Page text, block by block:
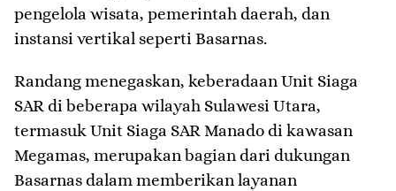
pengelola wisata, pemerintah daerah, dan
instansi vertikal seperti Basarnas.
Randang menegaskan, keberadaan Unit Siaga
SAR di beberapa wilayah Sulawesi Utara,
termasuk Unit Siaga SAR Manado di kawasan
Megamas, merupakan bagian dari dukungan
Basarnas dalam memberikan layanan